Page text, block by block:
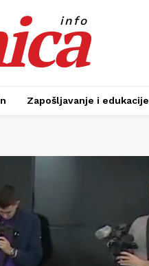
info
Zapošljavanje i edukacije